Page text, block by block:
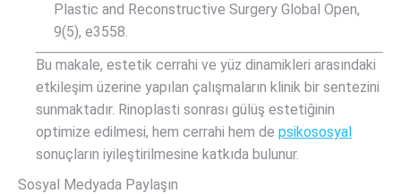
Plastic and Reconstructive Surgery Global Open,
9(5), e3558.
Bu makale, estetik cerrahi ve yüz dinamikleri arasındaki
etkileşim üzerine yapılan çalışmaların klinik bir sentezini
sunmaktadır. Rinoplasti sonrası gülüş estetiğinin
optimize edilmesi, hem cerrahi hem de psikososyal
sonuçların iyileştirilmesine katkıda bulunur.
Sosyal Medyada Paylaşın